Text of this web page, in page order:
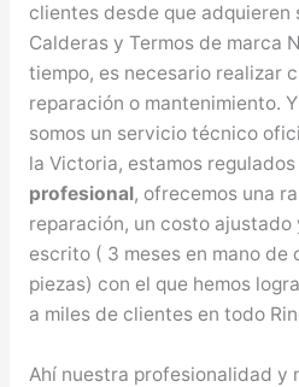
clientes desde que adquieren
Calderas y Termos de marca
tiempo, es necesario realizar
reparación o mantenimiento.
somos un servicio técnico
la Victoria, estamos
profesional, ofrecemos una
reparación, un costo ajustado
escrito ( 3 meses en mano de
piezas) con el que hemos
a miles de clientes en todo
Ahí nuestra profesionalidad y